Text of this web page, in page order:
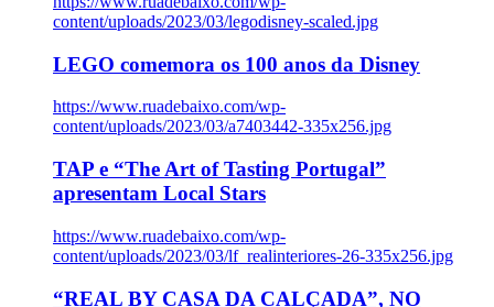
content/uploads/2023/03/legodisney-scaled.jpg
LEGO comemora os 100 anos da Disney
https://www.ruadebaixo.com/wp-
content/uploads/2023/03/a7403442-335x256.jpg
TAP e “The Art of Tasting Portugal”
apresentam Local Stars
https://www.ruadebaixo.com/wp-
content/uploads/2023/03/lf_realinteriores-26-335x256.jpg
“REAL BY CASA DA CALÇADA”, NO